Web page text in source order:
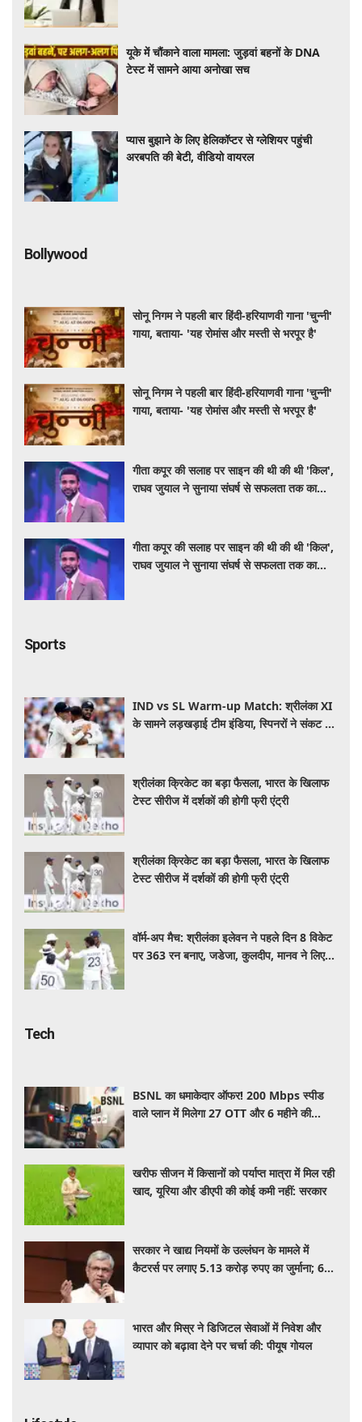
यूके में चौंकाने वाला मामला: जुड़वां बहनों के DNA
टेस्ट में सामने आया अनोखा सच
प्यास बुझाने के लिए हेलिकॉप्टर से ग्लेशियर पहुंची
अरबपति की बेटी, वीडियो वायरल
Bollywood
सोनू निगम ने पहली बार हिंदी-हरियाणवी गाना 'चुन्नी'
गाया, बताया- 'यह रोमांस और मस्ती से भरपूर है'
सोनू निगम ने पहली बार हिंदी-हरियाणवी गाना 'चुन्नी'
गाया, बताया- 'यह रोमांस और मस्ती से भरपूर है'
गीता कपूर की सलाह पर साइन की थी की थी 'किल',
राघव जुयाल ने सुनाया संघर्ष से सफलता तक का
गीता कपूर की सलाह पर साइन की थी की थी 'किल',
राघव जुयाल ने सुनाया संघर्ष से सफलता तक का
Sports
IND vs SL Warm-up Match: श्रीलंका XI
के सामने लड़खड़ाई टीम इंडिया, स्पिनरों ने संकट में
श्रीलंका क्रिकेट का बड़ा फैसला, भारत के खिलाफ
टेस्ट सीरीज में दर्शकों की होगी फ्री एंट्री
श्रीलंका क्रिकेट का बड़ा फैसला, भारत के खिलाफ
टेस्ट सीरीज में दर्शकों की होगी फ्री एंट्री
वॉर्म-अप मैच: श्रीलंका इलेवन ने पहले दिन 8 विकेट
पर 363 रन बनाए, जडेजा, कुलदीप, मानव ने लिए
Tech
BSNL का धमाकेदार ऑफर! 200 Mbps स्पीड
वाले प्लान में मिलेगा 27 OTT और 6 महीने की
खरीफ सीजन में किसानों को पर्याप्त मात्रा में मिल रही
खाद, यूरिया और डीएपी की कोई कमी नहीं: सरकार
सरकार ने खाद्य नियमों के उल्लंघन के मामले में
कैटरर्स पर लगाए 5.13 करोड़ रुपए का जुर्माना; 6
भारत और मिस्र ने डिजिटल सेवाओं में निवेश और
व्यापार को बढ़ावा देने पर चर्चा की: पीयूष गोयल